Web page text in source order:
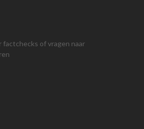
of vragen naar